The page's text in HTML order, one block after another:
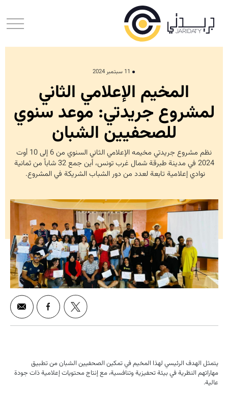
11 سبتمبر 2024
المخيم الإعلامي الثاني
لمشروع جريدتي: موعد سنوي
للصحفيين الشبان
نظم مشروع جريدتي مخيمه الإعلامي الثاني السنوي من 6 إلى 10 أوت
2024 في مدينة طبرقة شمال غرب تونس، أين جمع 32 شاباً من ثمانية
نوادي إعلامية تابعة لعدد من دور الشباب الشريكة في المشروع.
يتمثل الهدف الرئيسي لهذا المخيم في تمكين الصحفيين الشبان من تطبيق
مهاراتهم النظرية في بيئة تحفيزية وتنافسية، مع إنتاج محتويات إعلامية ذات جودة
عالية.